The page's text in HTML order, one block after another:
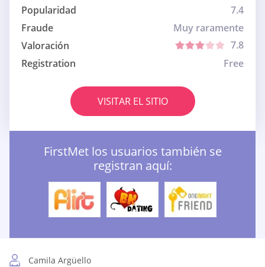
Popularidad
7.4
Fraude
Muy raramente
Valoración
7.8
Registration
Free
VISITAR EL SITIO
FirstMet los usuarios también se
registran aquí:
Camila Argüello